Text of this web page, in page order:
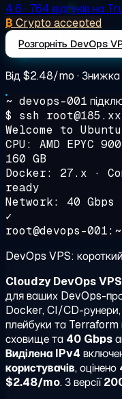
4.6 · 764 відгуків на
₿ Crypto accepted
Розгорніть DevOps
Від$2.48/mo · Знижка
~ devops-001
$ ssh
Welcome to
CPU: AMD EPYC
160 GB
Docker: 27.x ·
ready
Network: 40
✓
root@devops-
DevOps VPS:
Cloudzy DevOps VPS
для ваших DevOps-
Docker, CI/CD-
плейбуки та Terraform
сховище та 40 Gbps
Виділена IPv4
користувачів, оцінено
$2.48/mo. З версії